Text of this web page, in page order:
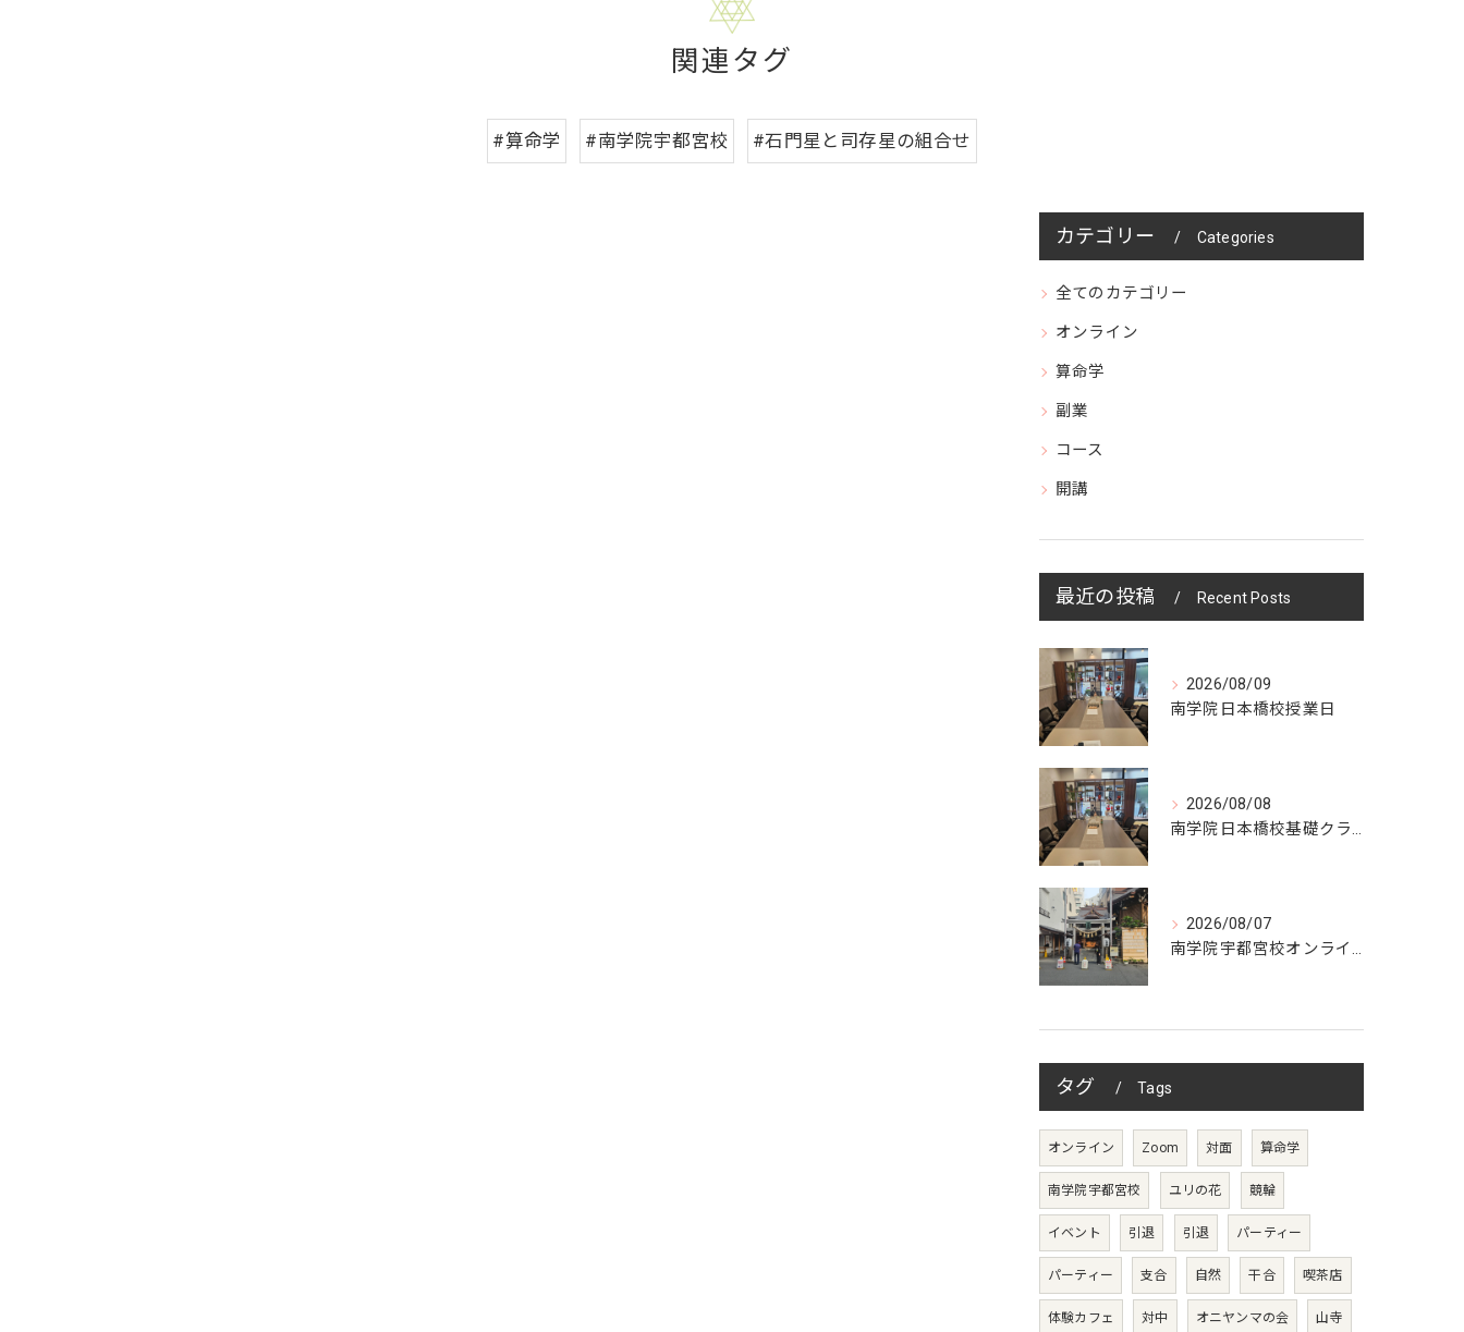
関連タグ
#算命学 #南学院宇都宮校 #石門星と司存星の組合せ
カテゴリー Categories
全てのカテゴリー
オンライン
算命学
副業
コース
開講
最近の投稿 Recent Posts
2026/08/09
南学院日本橋校授業日
2026/08/08
南学院日本橋校基礎クラス授業日
2026/08/07
南学院宇都宮校オンラインzoom 教室開講
タグ Tags
オンライン Zoom 対面 算命学
南学院宇都宮校 ユリの花 競輪
イベント 引退 引退 パーティー
パーティー 支合 自然 干合 喫茶店
体験カフェ 対中 オニヤンマの会 山寺